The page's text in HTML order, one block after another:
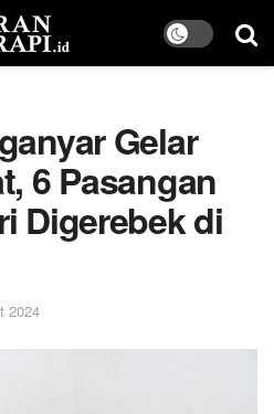
Gelar
6 Pasangan
Digerebek di
2024